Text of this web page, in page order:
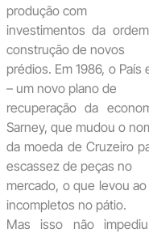
produção com
investimentos da
construção de novos
prédios. Em 1986, o
– um novo plano de
recuperação da
Sarney, que mudou o
da moeda de Cruzeiro
escassez de peças no
mercado, o que levou
incompletos no pátio.
Mas isso não